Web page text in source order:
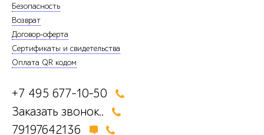
Безопасность
Возврат
Договор-оферта
Сертификаты и свидетельства
Оплата QR кодом
+7 495 677-10-50
Заказать звонок..
79197642136